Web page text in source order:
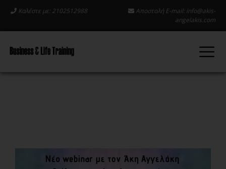
Καλέστε με: 2102512988 Αποστολή E-mail: info@akis-
angelakis.com